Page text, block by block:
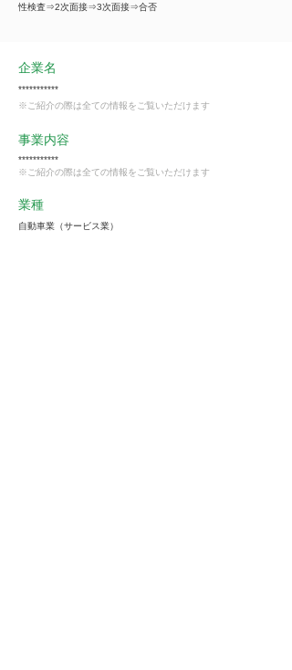
性検査⇒2次面接⇒3次面接⇒合否
企業名
***********
※ご紹介の際は全ての情報をご覧いただけます
事業内容
***********
※ご紹介の際は全ての情報をご覧いただけます
業種
自動車業（サービス業）